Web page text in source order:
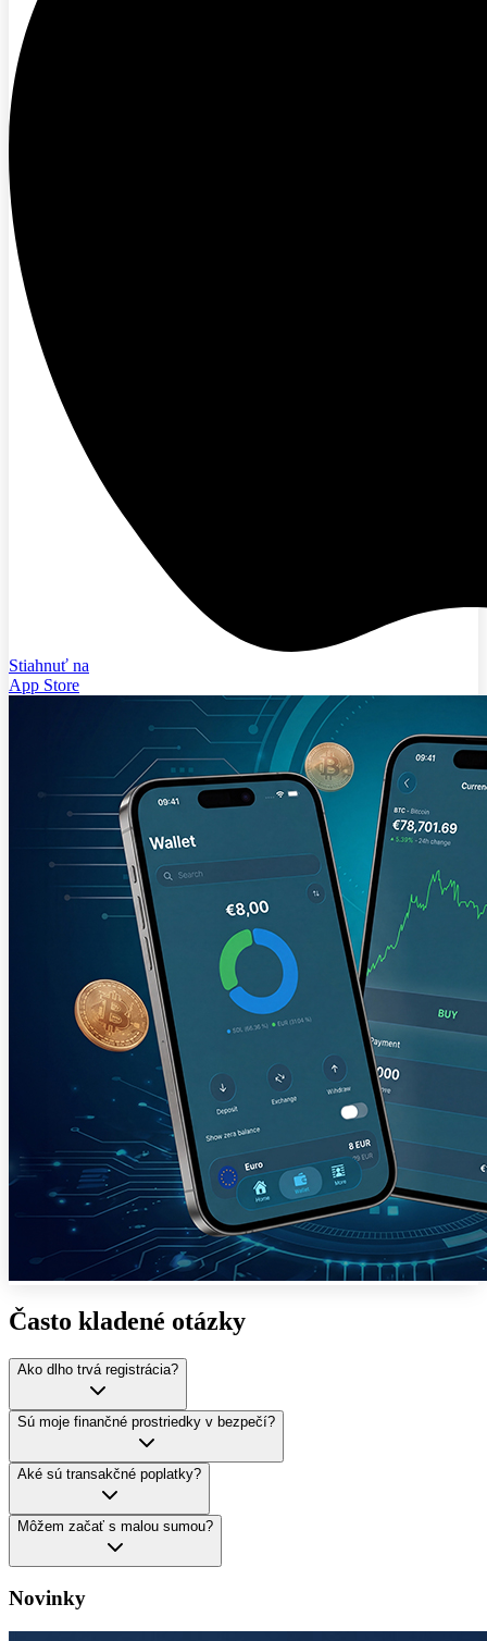
Stiahnuť na
App Store
Často kladené otázky
Ako dlho trvá registrácia?
Sú moje finančné prostriedky v bezpečí?
Aké sú transakčné poplatky?
Môžem začať s malou sumou?
Novinky